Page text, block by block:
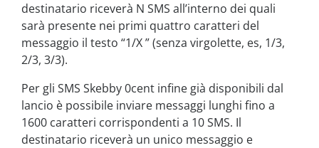
destinatario riceverà N SMS all’interno dei quali
sarà presente nei primi quattro caratteri del
messaggio il testo “1/X ” (senza virgolette, es, 1/3,
2/3, 3/3).
Per gli SMS Skebby 0cent infine già disponibili dal
lancio è possibile inviare messaggi lunghi fino a
1600 caratteri corrispondenti a 10 SMS. Il
destinatario riceverà un unico messaggio e